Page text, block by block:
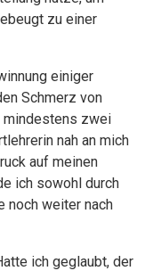
zu einer
einiger
Schmerz von
mindestens zwei
nah an mich
auf meinen
ich sowohl durch
noch weiter nach
ich geglaubt, der